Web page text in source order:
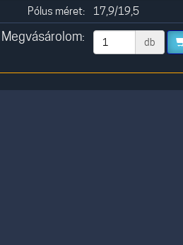
Pólus méret:
17,9/19,5
Megvásárolom: db